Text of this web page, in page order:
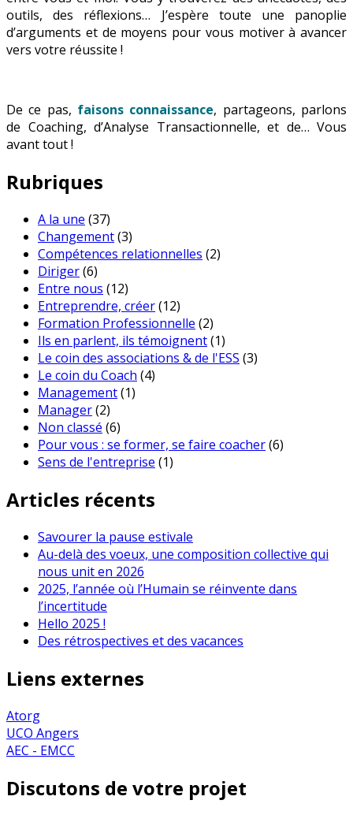
outils, des réflexions… J’espère toute une panoplie
d’arguments et de moyens pour vous motiver à avancer
vers votre réussite !
De ce pas, faisons connaissance, partageons, parlons
de Coaching, d’Analyse Transactionnelle, et de… Vous
avant tout !
Rubriques
A la une (37)
Changement(3)
Compétences relationnelles (2)
Diriger(6)
Entre nous (12)
Entreprendre, créer(12)
Formation Professionnelle (2)
Ils en parlent, ils témoignent(1)
Le coin des associations & de l'ESS (3)
Le coin du Coach (4)
Management(1)
Manager(2)
Non classé (6)
Pour vous : se former, se faire coacher(6)
Sens de l'entreprise (1)
Articles récents
Savourer la pause estivale
Au-delà des voeux, une composition collective qui
nous unit en 2026
2025, l’année où l’Humain se réinvente dans
l’incertitude
Hello 2025 !
Des rétrospectives et des vacances
Liens externes
Atorg
UCO Angers
AEC - EMCC
Discutons de votre projet